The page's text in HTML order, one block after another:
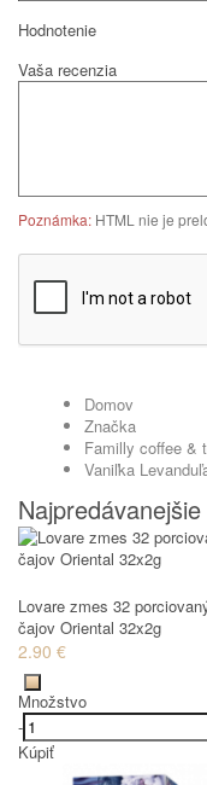
Hodnotenie
Vaša recenzia
Poznámka: HTML nie je
Domov
Značka
Familly coffee &
Vaniľka
Lovare zmes 32
čajov Oriental 32x2g
2.90 €
Množstvo
-
Kúpiť